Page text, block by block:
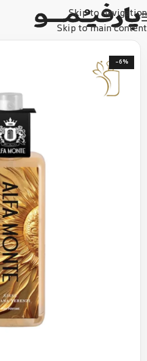
Skip to navigation
Skip to main content
-6%